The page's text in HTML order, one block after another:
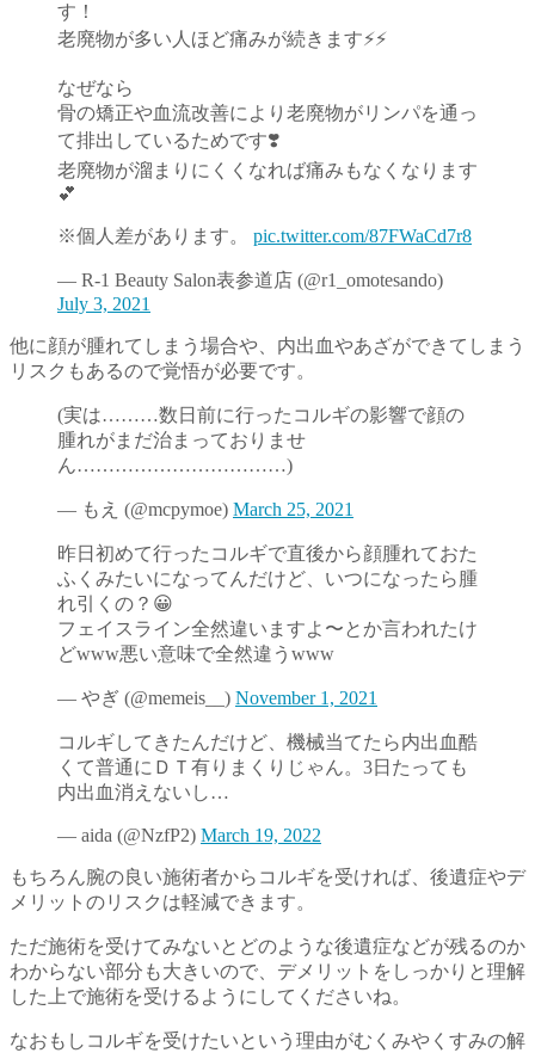
す！
老廃物が多い人ほど痛みが続きます⚡️⚡️
なぜなら
骨の矯正や血流改善により老廃物がリンパを通っ
て排出しているためです❣️
老廃物が溜まりにくくなれば痛みもなくなります
💕
※個人差があります。 pic.twitter.com/87FWaCd7r8
— R-1 Beauty Salon表参道店 (@r1_omotesando)
July 3, 2021
他に顔が腫れてしまう場合や、内出血やあざができてしまう
リスクもあるので覚悟が必要です。
(実は………数日前に行ったコルギの影響で顔の
腫れがまだ治まっておりませ
ん……………………………)
— もえ (@mcpymoe) March 25, 2021
昨日初めて行ったコルギで直後から顔腫れておた
ふくみたいになってんだけど、いつになったら腫
れ引くの？😀
フェイスライン全然違いますよ〜とか言われたけ
どwww悪い意味で全然違うwww
— やぎ (@memeis__) November 1, 2021
コルギしてきたんだけど、機械当てたら内出血酷
くて普通にＤＴ有りまくりじゃん。3日たっても
内出血消えないし…
— aida (@NzfP2) March 19, 2022
もちろん腕の良い施術者からコルギを受ければ、後遺症やデ
メリットのリスクは軽減できます。
ただ施術を受けてみないとどのような後遺症などが残るのか
わからない部分も大きいので、デメリットをしっかりと理解
した上で施術を受けるようにしてくださいね。
なおもしコルギを受けたいという理由がむくみやくすみの解